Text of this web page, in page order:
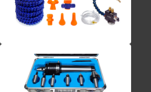
Винты torx